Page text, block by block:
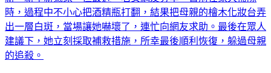
時，過程中不小心把酒精瓶打翻，結果把母親的檜木化妝台弄
出一層白斑，當場讓她嚇壞了，連忙向網友求助。最後在眾人
建議下，她立刻採取補救措施，所幸最後順利恢復，躲過母親
的追殺。